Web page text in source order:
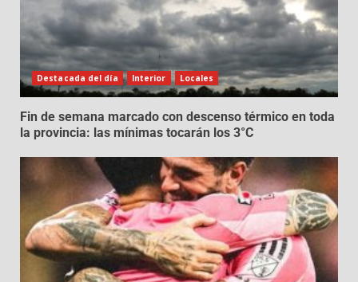
Destacada del día Interior Locales
Fin de semana marcado con descenso térmico en toda
la provincia: las mínimas tocarán los 3°C